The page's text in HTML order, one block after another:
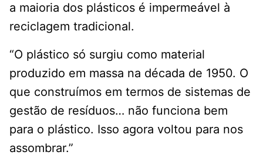
a maioria dos plásticos é impermeável à
reciclagem tradicional.
“O plástico só surgiu como material
produzido em massa na década de 1950. O
que construímos em termos de sistemas de
gestão de resíduos… não funciona bem
para o plástico. Isso agora voltou para nos
assombrar.”